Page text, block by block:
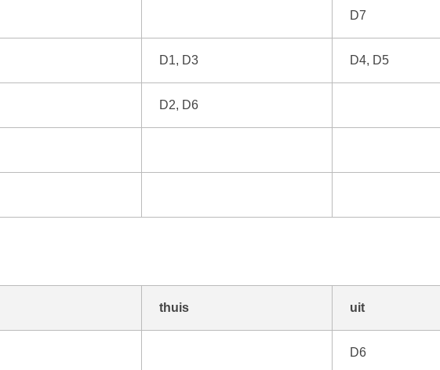
D7
D1, D3 D4, D5
D2, D6
thuis uit
D6